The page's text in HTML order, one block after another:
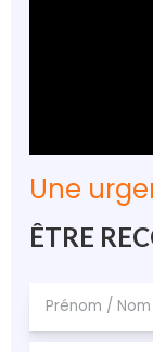
Une
ÊTRE